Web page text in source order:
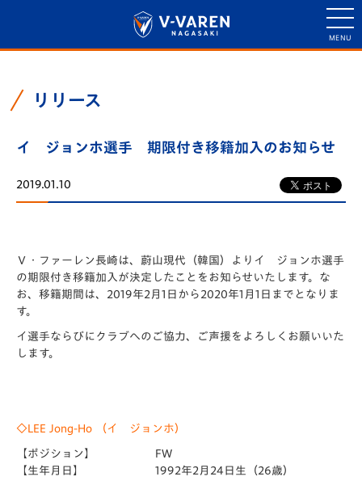
リリース
イ ジョンホ選手 期限付き移籍加入のお知らせ
2019.01.10
Ｖ・ファーレン長崎は、蔚山現代（韓国）よりイ ジョンホ選手
の期限付き移籍加入が決定したことをお知らせいたします。な
お、移籍期間は、2019年2月1日から2020年1月1日までとなりま
す。
イ選手ならびにクラブへのご協力、ご声援をよろしくお願いいた
します。
◇LEE Jong-Ho （イ ジョンホ）
【ポジション】 FW
【生年月日】 1992年2月24日生（26歳）